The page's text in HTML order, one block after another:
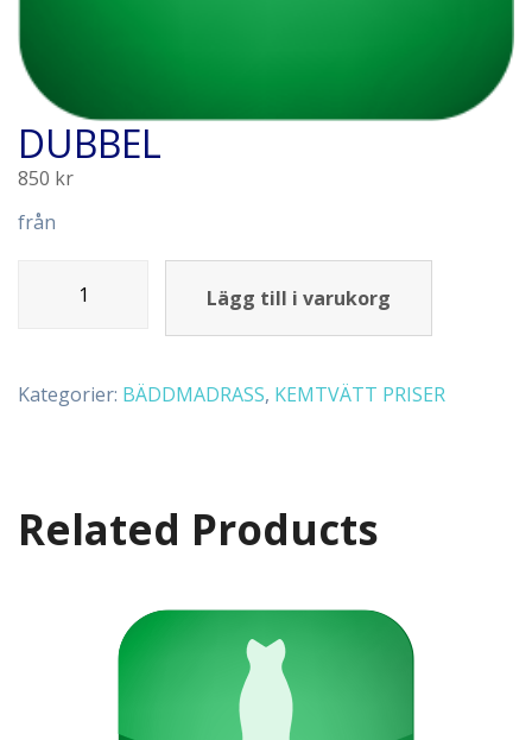
DUBBEL
850 kr
från
Lägg till i varukorg
Kategorier: BÄDDMADRASS, KEMTVÄTT PRISER
Related Products